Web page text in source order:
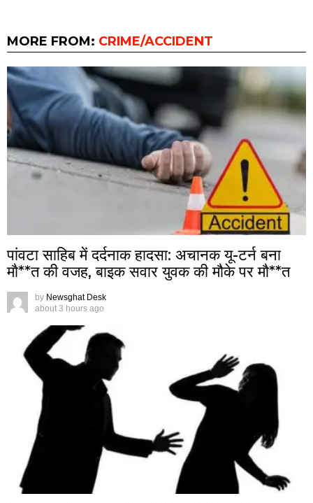
MORE FROM: CRIME/ACCIDENT
पांवटा साहिब में दर्दनाक हादसा: अचानक यू-टर्न बना
मौ**त की वजह, बाइक सवार युवक की मौके पर मौ**त
by Newsghat Desk
about 3 hours ago